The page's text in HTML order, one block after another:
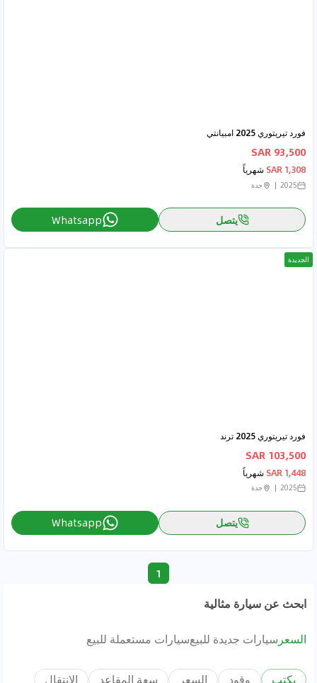
فورد تيريتوري 2025 امبيانتي
93,500 SAR
1,308 SAR شهرياً
2025 جدة
يتصل Whatsapp
الجديدة
فورد تيريتوري 2025 ترند
103,500 SAR
1,448 SAR شهرياً
2025 جدة
يتصل Whatsapp
1
ابحث عن سيارة مثالية
السعر سيارات جديدة للبيعسيارات مستعملة للبيع
يكتب وقود السعر سعة المقاعد الانتقال